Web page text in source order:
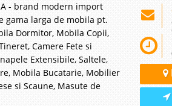
Canapea
Canapea 3 Locuri
alegere buna atunci
rezistenta,
standard de calitate
- brand modern import
gama larga de mobila pt.
Dormitor, Mobila Copii,
Camere Fete si
Extensibile, Saltele,
Mobila Bucatarie, Mobilier
si Scaune, Masute de